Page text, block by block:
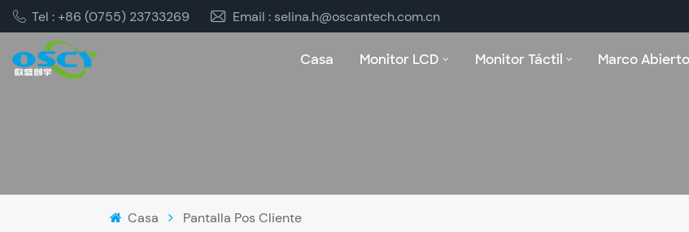
Tel : +86 (0755) 23733269 Email : selina.h@oscantech.com.cn
Casa Monitor LCD Monitor Táctil Marco Abierto
Casa Pantalla Pos Cliente